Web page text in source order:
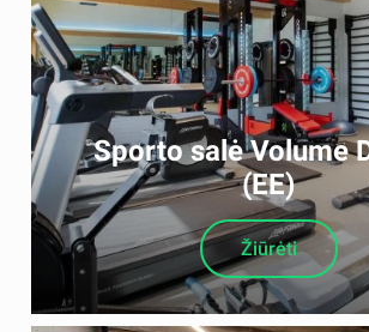
Sporto salė Volume
(EE)
Žiūrėti